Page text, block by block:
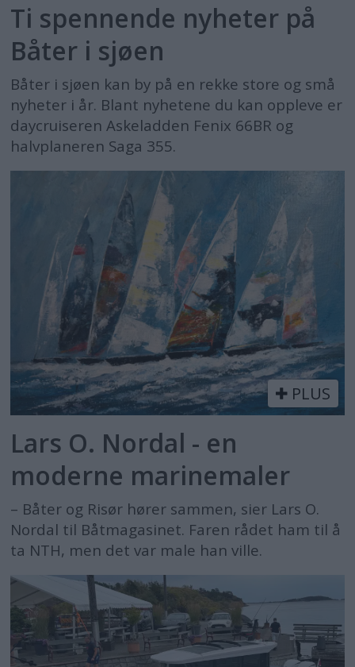
Ti spennende nyheter på
Båter i sjøen
Båter i sjøen kan by på en rekke store og små
nyheter i år. Blant nyhetene du kan oppleve er
daycruiseren Askeladden Fenix 66BR og
halvplaneren Saga 355.
PLUS
Lars O. Nordal - en
moderne marinemaler
– Båter og Risør hører sammen, sier Lars O.
Nordal til Båtmagasinet. Faren rådet ham til å
ta NTH, men det var male han ville.